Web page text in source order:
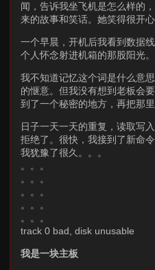
闻，告诉我坐飞机是怎么样的
来的故事和笑话。她笑得很开
一个早晨，开机后我看到数据
个人怀念射进机箱的那股阳光。
我不知道记忆这个词是什么意
的惬意。但我没有想到老板会
到了一个秘密的地方，再把那
日子一天一天的重复，读取写
拒绝了。很快，我接到了新命令
我犹豫了很久。。。
。。。
。。。
。。。
。。。
。。。
track 0 bad, disk unusable
我是一块主板